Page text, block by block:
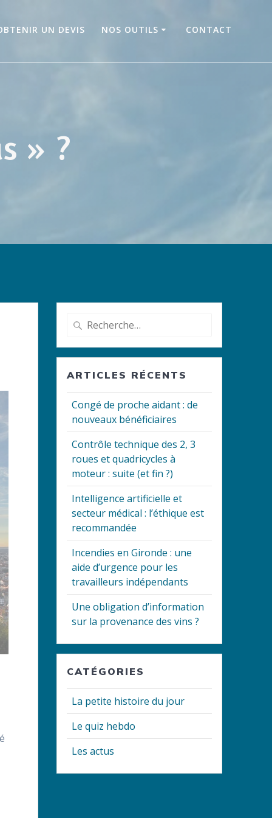
UN DEVIS NOS OUTILS CONTACT
» ?
Recherche
:
ARTICLES RÉCENTS
Congé de proche aidant : de
nouveaux bénéficiaires
Contrôle technique des 2, 3
roues et quadricycles à
moteur : suite (et fin ?)
Intelligence artificielle et
secteur médical : l’éthique est
recommandée
Incendies en Gironde : une
aide d’urgence pour les
travailleurs indépendants
Une obligation d’information
sur la provenance des vins ?
CATÉGORIES
La petite histoire du jour
Le quiz hebdo
Les actus